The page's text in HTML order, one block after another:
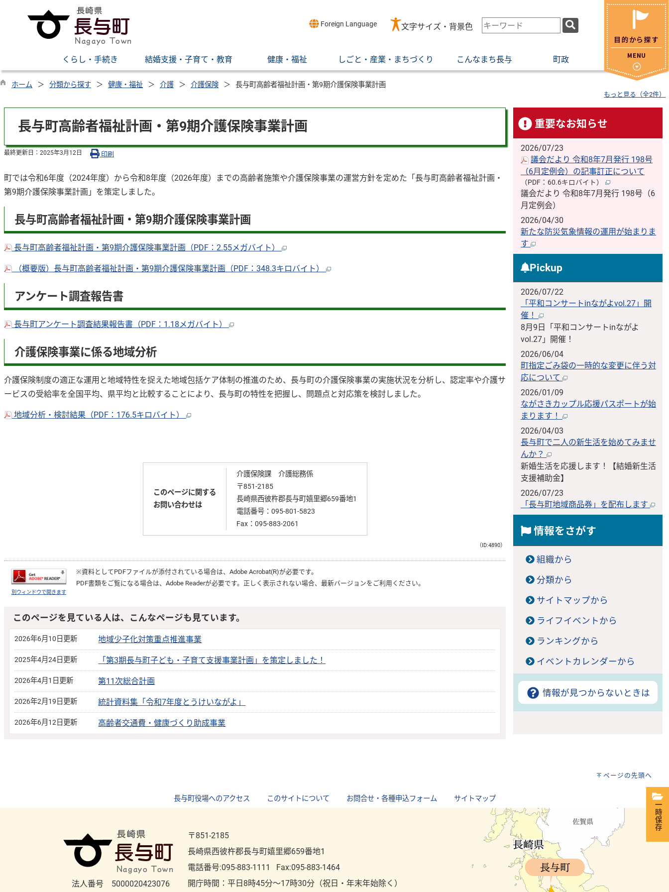
Foreign Language 文字サイズ・背景色
検
索
ー
ワ
くらし・手続き 結婚支援・子育て・教育 健康・福祉 しごと・産業・まちづくり こんなまち長与 町政
ホーム 分類から探す 健康・福祉 介護 介護保険 長与町高齢者福祉計画・第9期介護保険事業計画
もっと見る（全2件）
長与町高齢者福祉計画・第9期介護保険事業計画
最終更新日： 2025年3月12日 印刷
町では令和6年度（2024年度）から令和8年度（2026年度）までの高齢者施策や介護保険事業の運営方針を定めた「長与町高齢者福祉計画・
第9期介護保険事業計画」を策定しました。
長与町高齢者福祉計画・第9期介護保険事業計画
長与町高齢者福祉計画・第9期介護保険事業計画（PDF：2.55メガバイト）
（概要版）長与町高齢者福祉計画・第9期介護保険事業計画（PDF：348.3キロバイト）
アンケート調査報告書
長与町アンケート調査結果報告書（PDF：1.18メガバイト）
介護保険事業に係る地域分析
介護保険制度の適正な運用と地域特性を捉えた地域包括ケア体制の推進のため、長与町の介護保険事業の実施状況を分析し、認定率や介護サ
ービスの受給率を全国平均、県平均と比較することにより、長与町の特性を把握し、問題点と対応策を検討しました。
地域分析・検討結果（PDF：176.5キロバイト）
このページに関する
お問い合わせは
介護保険課 介護総務係
〒851-2185
長崎県西彼杵郡長与町嬉里郷659番地1
電話番号： 095-801-5823
Fax：095-883-2061
（ID:4890）
別ウィンドウで開きます
※資料としてPDFファイルが添付されている場合は、 Adobe Acrobat(R)が必要です。
PDF書類をご覧になる場合は、 Adobe Readerが必要です。正しく表示されない場合、最新バージョンをご利用ください。
このページを見ている人は、こんなページも見ています。
2026年6月10日更新 地域少子化対策重点推進事業
2025年4月24日更新 「第3期長与町子ども・子育て支援事業計画」を策定しました！
2026年4月1日更新 第11次総合計画
2026年2月19日更新 統計資料集「令和7年度とうけいながよ」
2026年6月12日更新 高齢者交通費・健康づくり助成事業
重要なお知らせ
2026/07/23
議会だより 令和8年7月発行 198号
（6月定例会）の記事訂正について
（PDF：60.6キロバイト）
議会だより 令和8年7月発行 198号（6
月定例会）
2026/04/30
新たな防災気象情報の運用が始まりま
す
Pickup
2026/07/22
「平和コンサートinながよvol.27」開
催！
8月9日「平和コンサートinながよ
vol.27」開催！
2026/06/04
町指定ごみ袋の一時的な変更に伴う対
応について
2026/01/09
ながさきカップル応援パスポートが始
まります！
2026/04/03
長与町で二人の新生活を始めてみませ
んか？
新婚生活を応援します！【結婚新生活
支援補助金】
2026/07/23
「長与町地域商品券」を配布します
情報をさがす
組織から
分類から
サイトマップから
ライフイベントから
ランキングから
イベントカレンダーから
情報が見つからないときは
ページの先頭へ
長与町役場へのアクセス このサイトについて お問合せ・各種申込フォーム サイトマップ
法人番号 5000020423076
〒851-2185
長崎県西彼杵郡長与町嬉里郷659番地1
電話番号:095-883-1111
Fax:095-883-1464
開庁時間：平⽇8時45分～17時30分（祝⽇・年末年始除く）
一時保存